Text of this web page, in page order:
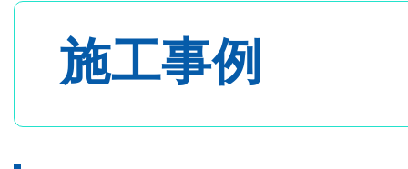
- 内窓・二重窓
施工事例